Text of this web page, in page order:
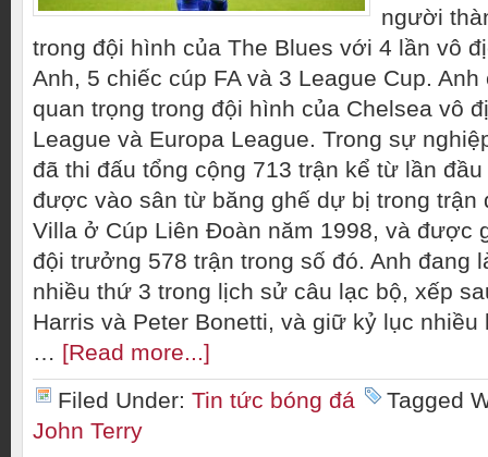
người
trong đội hình của The Blues với 4 lần vô
Anh, 5 chiếc cúp FA và 3 League Cup.
quan trọng trong đội hình của Chelsea vô
League và Europa League. Trong sự
đã thi đấu tổng cộng 713 trận kể từ lần
được vào sân từ băng ghế dự bị trong trận
Villa ở Cúp Liên Đoàn năm 1998, và được
đội trưởng 578 trận trong số đó. Anh đang
nhiều thứ 3 trong lịch sử câu lạc bộ, xếp
Harris và Peter Bonetti, và giữ kỷ lục nhiều
… [Read more...]
Filed Under: Tin tức bóng đá
Tagged
John Terry